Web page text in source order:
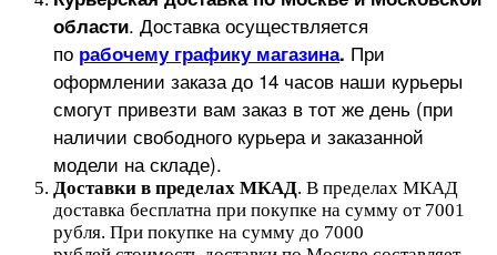
области. Доставка осуществляется
по рабочему графику магазина. При
оформлении заказа до 14 часов наши курьеры
смогут привезти вам заказ в тот же день (при
наличии свободного курьера и заказанной
модели на складе).
Доставки в пределах МКАД. В пределах МКАД
доставка бесплатна при покупке на сумму от 7001
рубля. При покупке на сумму до 7000